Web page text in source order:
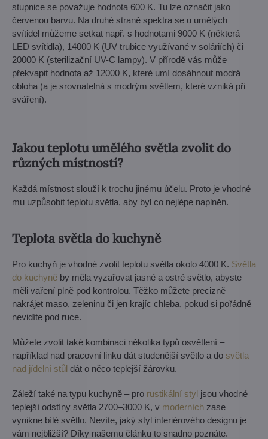
stupnice se považuje hodnota 600 K. Tu lze označit jako
červenou barvu. Na druhé straně spektra se u umělých
svítidel můžeme setkat např. s hodnotami 9000 K (některá
LED svítidla), 14000 K (UV trubice využívané v soláriích) či
20000 K (sterilizační UV-C lampy). V přírodě vás může
překvapit hodnota až 12000 K, které umí dosáhnout modrá
obloha (a je srovnatelná s modrým světlem, které vzniká při
sváření).
Jakou teplotu umělého světla zvolit do
různých místností?
Každá místnost slouží k trochu jinému účelu. Proto je vhodné
mu uzpůsobit teplotu světla, aby byl co nejlépe naplněn.
Teplota světla do kuchyně
Pro kuchyň je vhodné zvolit teplotu světla okolo 4000 K. Světla
do kuchyně by měla vyzařovat jasné a ostré světlo, abyste
měli vaření plně pod kontrolou. Těžko můžete precizně
nakrájet maso, zeleninu či jen krajíc chleba, pokud si pořádně
nevidíte pod ruce.
Můžete zvolit také kombinaci několika typů osvětlení –
například nad pracovní linku dát studenější světlo a do světla
nad jídelní stůl dát o něco teplejší žárovku.
Záleží také na typu kuchyně – pro rustikální styl jsou vhodné
teplejší odstíny světla 2700–3000 K, v moderních zase
vynikne bílé světlo. Nevíte, jaký styl interiérového designu je
vám nejbližší? Díky našemu článku to snadno poznáte.